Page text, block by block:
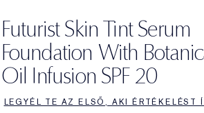
Futurist Skin Tint Serum
Foundation With
Oil Infusion SPF 20
LEGYÉL TE AZ ELSŐ, AKI ÉRTÉKELÉST